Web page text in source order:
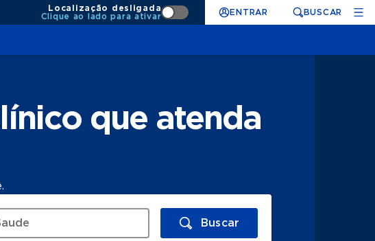
Localização desligada
Clique ao lado para ativar
ENTRAR BUSCAR
que atenda
Buscar